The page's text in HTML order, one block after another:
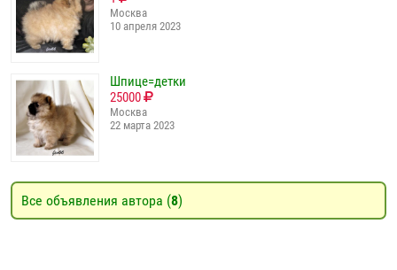
Москва
10 апреля 2023
Шпице=детки
25000
Москва
22 марта 2023
Все объявления автора (8)